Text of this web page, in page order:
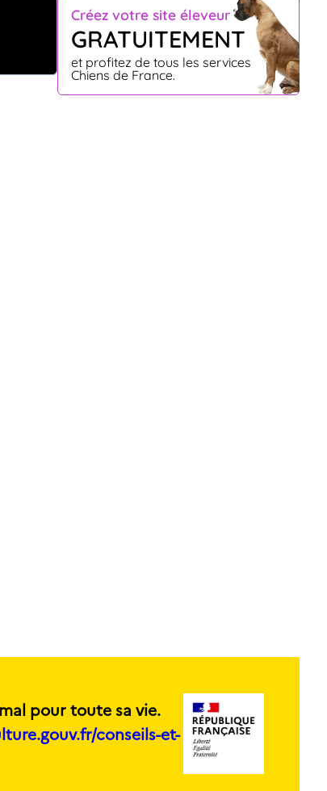
Créez votre site éleveur
GRATUITEMENT
et profitez de tous les services
Chiens de France.
pour toute sa vie.
conseils-et-